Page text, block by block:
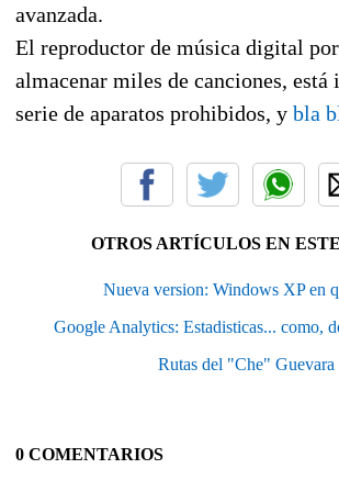
avanzada.
El reproductor de música digital
almacenar miles de canciones, está
serie de aparatos prohibidos, y bla
OTROS ARTÍCULOS EN
Nueva version: Windows XP en
Google Analytics: Estadisticas... como,
Rutas del "Che" Guevara
0 COMENTARIOS